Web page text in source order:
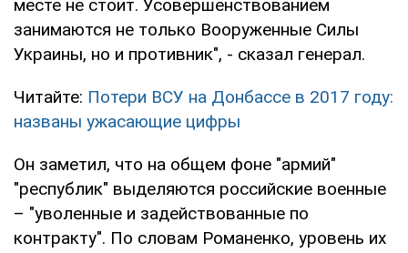
месте не стоит. Усовершенствованием
занимаются не только Вооруженные Силы
Украины, но и противник", - сказал генерал.
Читайте: Потери ВСУ на Донбассе в 2017 году:
названы ужасающие цифры
Он заметил, что на общем фоне "армий"
"республик" выделяются российские военные
– "уволенные и задействованные по
контракту". По словам Романенко, уровень их